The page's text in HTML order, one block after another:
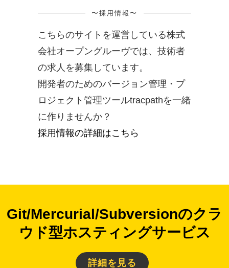
〜採用情報〜
こちらのサイトを運営している株式
会社オープングルーヴでは、技術者
の求人を募集しています。
開発者のためのバージョン管理・プ
ロジェクト管理ツールtracpathを一緒
に作りませんか？
採用情報の詳細はこちら
Git/Mercurial/Subversionのクラ
ウド型ホスティングサービス
詳細を見る